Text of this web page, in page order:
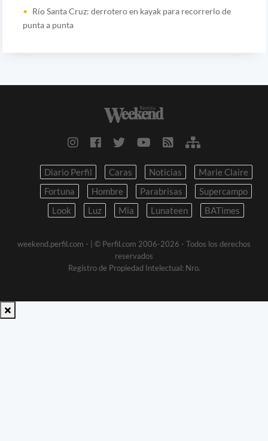
Río Santa Cruz: derrotero en kayak para recorrerlo de
punta a punta
Diario Perfil Caras Noticias
Marie Claire
Fortuna
Hombre Parabrisas
Supercampo
Look
Luz Mia Lunateen BATimes
weekend.perfil.com -
| © Perfil.com 2006-2026 - Todos los derechos
reservados
Registro de Propiedad Intelectual: Nro.